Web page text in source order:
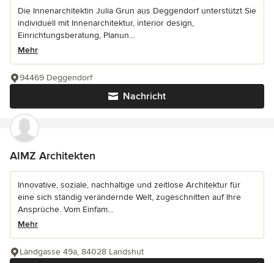
Die Innenarchitektin Julia Grun aus Deggendorf unterstützt Sie
individuell mit Innenarchitektur, interior design,
Einrichtungsberatung, Planun...
Mehr
Nachricht
94469 Deggendorf
AIMZ Architekten
Innovative, soziale, nachhaltige und zeitlose Architektur für
eine sich ständig verändernde Welt, zugeschnitten auf Ihre
Ansprüche. Vom Einfam...
Mehr
Ländgasse 49a, 84028 Landshut